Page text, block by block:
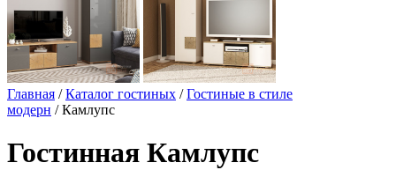
Главная /Каталог гостиных /Гостиные в стиле
модерн / Камлупс
Гостинная Камлупс